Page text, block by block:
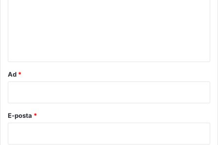
Ad *
E-posta *